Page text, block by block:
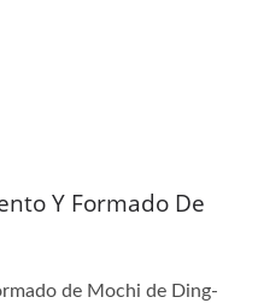
Y Formado De
de Mochi de Ding-